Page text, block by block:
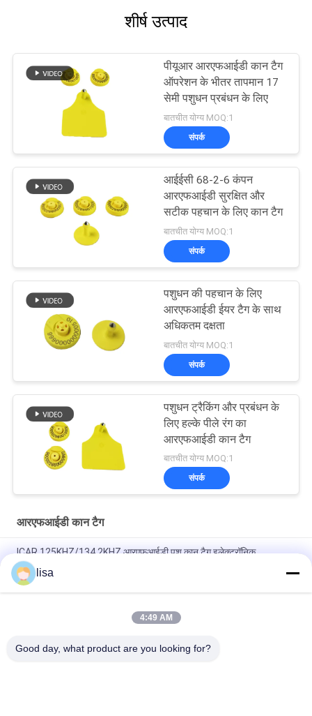
शीर्ष उत्पाद
पीयूआर आरएफआईडी कान टैग
ऑपरेशन के भीतर तापमान 17
सेमी पशुधन प्रबंधन के लिए
बातचीत योग्य MOQ:1
संपर्क
आईईसी 68-2-6 कंपन
आरएफआईडी सुरक्षित और
सटीक पहचान के लिए कान टैग
बातचीत योग्य MOQ:1
संपर्क
पशुधन की पहचान के लिए
आरएफआईडी ईयर टैग के साथ
अधिकतम दक्षता
बातचीत योग्य MOQ:1
संपर्क
पशुधन ट्रैकिंग और प्रबंधन के
लिए हल्के पीले रंग का
आरएफआईडी कान टैग
बातचीत योग्य MOQ:1
संपर्क
आरएफआईडी कान टैग
ICAR 125KHZ/134.2KHZ आरएफआईडी पशु कान टैग इलेक्ट्रॉनिक
आरएफआईडी पशु ट्रैकिंग के लिए कम आवृत्ति
पशुओं की पहचान के लिए ISO11784/85 प्रमाणित टैग
आरएफआईडी कान टैग पशुधन कान टैग उन्नत आरएफआईडी प्रौद्योगिकी के साथ
lisa
4:49 AM
Good day, what product are you looking for?